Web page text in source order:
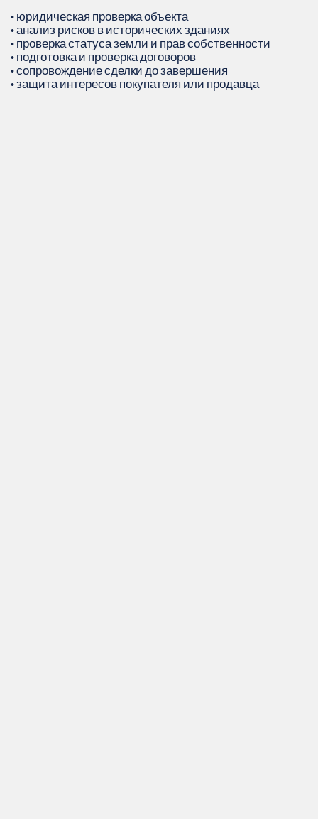
• юридическая проверка объекта
• анализ рисков в исторических зданиях
• проверка статуса земли и прав собственности
• подготовка и проверка договоров
• сопровождение сделки до завершения
• защита интересов покупателя или продавца